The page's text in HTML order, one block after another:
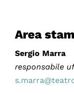
Area
Sergio Marra
responsabile